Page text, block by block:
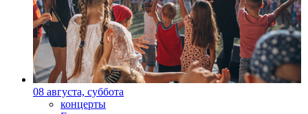
08 августа, суббота
концерты